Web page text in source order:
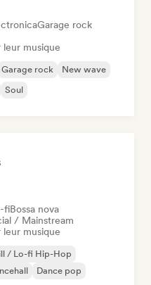
Garage rock
musique
Garage rock
New wave
Soul
fiBossa nova
/ Mainstream
musique
/ Lo-fi Hip-Hop
Dance pop